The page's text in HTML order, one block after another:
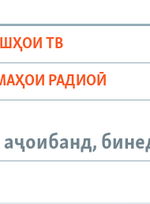
ТВ
РАДИОӢ